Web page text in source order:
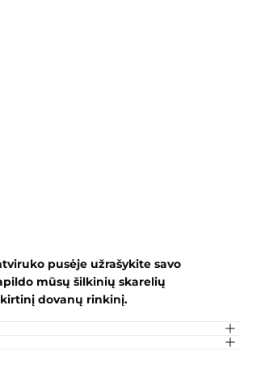
pusėje užrašykite savo
mūsų šilkinių skarelių
dovanų rinkinį.